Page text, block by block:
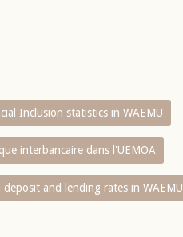
Inclusion statistics in WAEMU
interbancaire dans l'UEMOA
deposit and lending rates in WAEMU